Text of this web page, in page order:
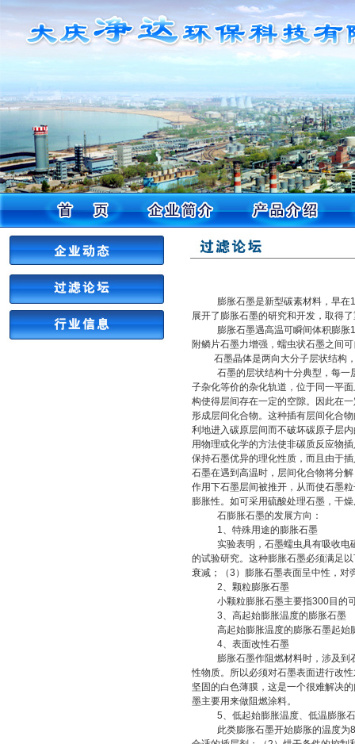
膨胀石墨是新型碳素材料，早在
展开了膨胀石墨的研究和开发，取得
膨胀石墨遇高温可瞬间体积膨胀
附鳞片石墨力增强，蠕虫状石墨之间
石墨晶体是两向大分子层状结构
石墨的层状结构十分典型，每一
子杂化等价的杂化轨道，位于同一平
构使得层间存在一定的空隙。因此在
形成层间化合物。这种插有层间化合
利地进入碳原层间而不破坏碳原子层
用物理或化学的方法使非碳质反应物
保持石墨优异的理化性质，而且由于
石墨在遇到高温时，层间化合物将分
作用下石墨层间被推开，从而使石墨
膨胀性。如可采用硫酸处理石墨，干
石膨胀石墨的发展方向：
1、特殊用途的膨胀石墨
实验表明，石墨蠕虫具有吸收电
的试验研究。这种膨胀石墨必须满足
衰减；（3 ）膨胀石墨表面呈中性，对
2、颗粒膨胀石墨
小颗粒膨胀石墨主要指300目的
3、高起始膨胀温度的膨胀石墨
高起始膨胀温度的膨胀石墨起始
4、表面改性石墨
膨胀石墨作阻燃材料时，涉及
性物质。所以必须对石墨表面进行改
坚固的白色薄膜，这是一个很难解决
墨主要用来做阻燃涂料。
5、低起始膨胀温度、低温膨胀
此类膨胀石墨开始膨胀的温度为